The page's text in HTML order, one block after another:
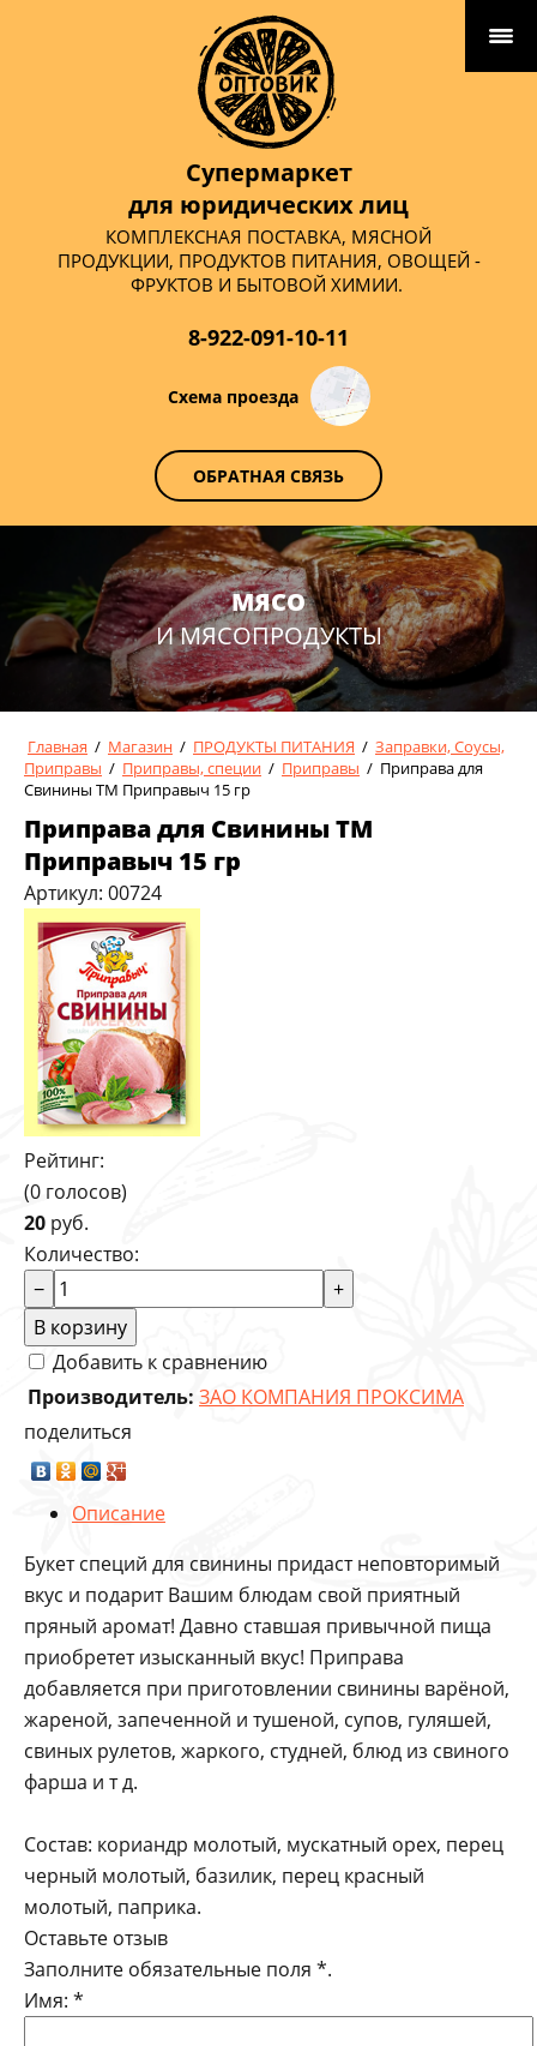
Супермаркет
для юридических лиц
КОМПЛЕКСНАЯ ПОСТАВКА, МЯСНОЙ
ПРОДУКЦИИ, ПРОДУКТОВ ПИТАНИЯ, ОВОЩЕЙ -
ФРУКТОВ И БЫТОВОЙ ХИМИИ.
8-922-091-10-11
Схема проезда
ОБРАТНАЯ СВЯЗЬ
МЯСО
И МЯСОПРОДУКТЫ
Главная / Магазин / ПРОДУКТЫ ПИТАНИЯ / Заправки, Соусы,
Приправы / Приправы, специи / Приправы / Приправа для
Свинины ТМ Приправыч 15 гр
Приправа для Свинины ТМ
Приправыч 15 гр
Артикул: 00724
Рейтинг:
(0 голосов)
20 руб.
Количество:
−
+
В корзину
Добавить к сравнению
Производитель: ЗАО КОМПАНИЯ ПРОКСИМА
поделиться
Описание
Букет специй для свинины придаст неповторимый
вкус и подарит Вашим блюдам свой приятный
пряный аромат! Давно ставшая привычной пища
приобретет изысканный вкус! Приправа
добавляется при приготовлении свинины варёной,
жареной, запеченной и тушеной, супов, гуляшей,
свиных рулетов, жаркого, студней, блюд из свиного
фарша и т д.
Состав: кориандр молотый, мускатный орех, перец
черный молотый, базилик, перец красный
молотый, паприка.
Оставьте отзыв
Заполните обязательные поля *.
Имя: *